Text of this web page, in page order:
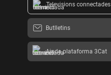
Televisions connectades
Butlletins
Ajuda plataforma 3Cat